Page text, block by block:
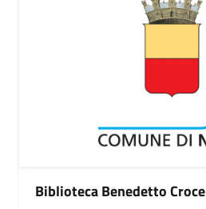
Biblioteca Benedetto Croce